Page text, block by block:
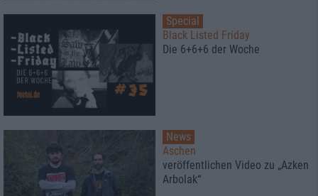
Special
Black Listed Friday
Die 6+6+6 der Woche
News
Aschen
veröffentlichen Video zu „Azken
Arbolak“